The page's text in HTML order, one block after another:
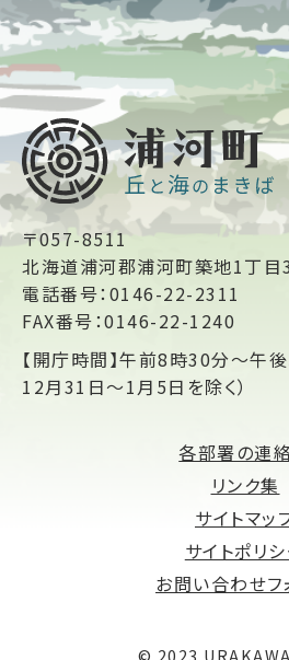
〒057-8511
北海道浦河郡浦河町築地1丁目
電話番号：0146-22-2311
FAX番号：0146-22-1240
【開庁時間】午前8時30分～午
12月31日～1月5日を除く）
各部署の連
リンク集
サイトマッ
サイトポリ
お問い合わせフ
© 2023